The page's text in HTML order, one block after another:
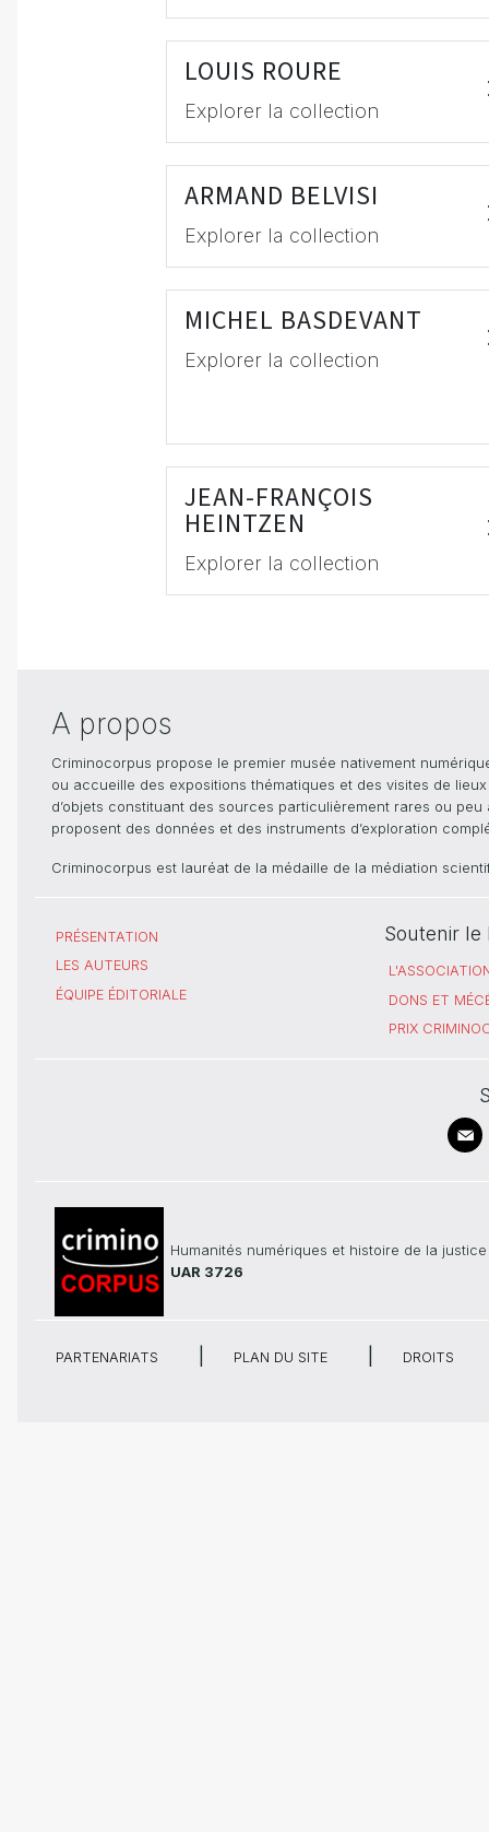
LOUIS ROURE
Explorer la collection
ARMAND BELVISI
Explorer la collection
MICHEL BASDEVANT
Explorer la collection
JEAN-FRANÇOIS
HEINTZEN
Explorer la collection
A propos
Criminocorpus propose le premier musée nativement
ou accueille des expositions thématiques et des visites de
d’objets constituant des sources particulièrement rares ou
proposent des données et des instruments d’exploration
Criminocorpus est lauréat de la médaille de la médiation
PRÉSENTATION
LES AUTEURS
ÉQUIPE ÉDITORIALE
Soutenir le
DONS ET
PRIX
Humanités numériques et histoire de la justice
UAR 3726
PARTENARIATS PLAN DU SITE DROITS